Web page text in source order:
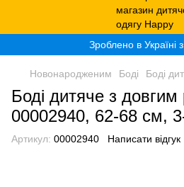
Зроблено в Україні
Новонародженим Боді Боді
Боді дитяче з
00002940, 62-68 см,
Артикул: 00002940 Написати відгук